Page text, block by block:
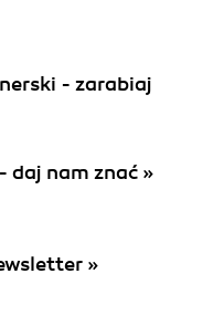
- zarabiaj
daj nam znać »
»